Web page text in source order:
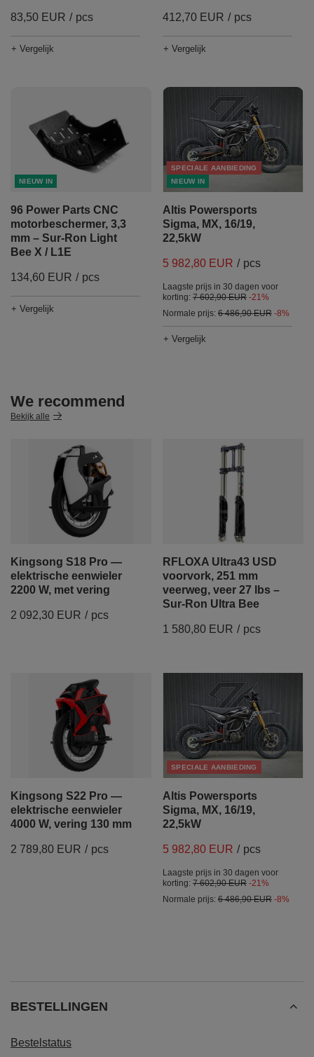
83,50 EUR / pcs
+ Vergelijk
412,70 EUR / pcs
+ Vergelijk
NIEUW IN
96 Power Parts CNC
motorbeschermer, 3,3
mm – Sur-Ron Light
Bee X / L1E
134,60 EUR / pcs
+ Vergelijk
SPECIALE AANBIEDING
NIEUW IN
Altis Powersports
Sigma, MX, 16/19,
22,5kW
5 982,80 EUR / pcs
Laagste prijs in 30 dagen voor
korting: 7 602,90 EUR -21%
Normale prijs: 6 486,90 EUR -8%
+ Vergelijk
We recommend
Bekijk alle
Kingsong S18 Pro —
elektrische eenwieler
2200 W, met vering
2 092,30 EUR / pcs
RFLOXA Ultra43 USD
voorvork, 251 mm
veerweg, veer 27 lbs –
Sur-Ron Ultra Bee
1 580,80 EUR / pcs
Kingsong S22 Pro —
elektrische eenwieler
4000 W, vering 130 mm
2 789,80 EUR / pcs
SPECIALE AANBIEDING
Altis Powersports
Sigma, MX, 16/19,
22,5kW
5 982,80 EUR / pcs
Laagste prijs in 30 dagen voor
korting: 7 602,90 EUR -21%
Normale prijs: 6 486,90 EUR -8%
BESTELLINGEN
Bestelstatus